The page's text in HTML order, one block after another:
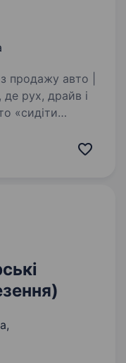
рух, драйв і
«сидіти
займаємось